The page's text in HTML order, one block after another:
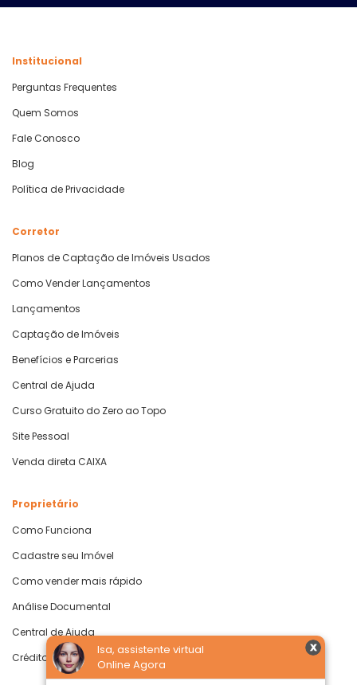
Isa, assistente virtual
Online Agora
Institucional
Perguntas Frequentes
Quem Somos
Fale Conosco
Blog
Política de Privacidade
Corretor
Planos de Captação de Imóveis Usados
Como Vender Lançamentos
Lançamentos
Captação de Imóveis
Benefícios e Parcerias
Central de Ajuda
Curso Gratuito do Zero ao Topo
Site Pessoal
Venda direta CAIXA
Proprietário
Como Funciona
Cadastre seu Imóvel
Como vender mais rápido
Análise Documental
Central de Ajuda
Crédito com Garantia de Imóvel